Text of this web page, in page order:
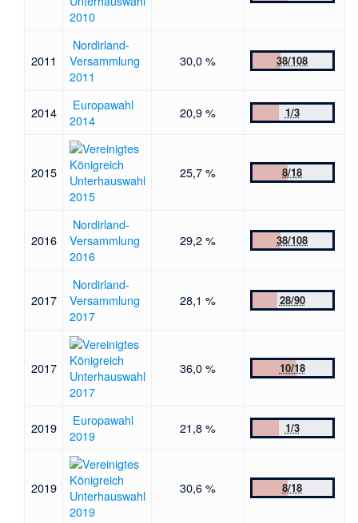
2010
2011
Nordirland-
Versammlung
2011
30,0 % 38/108
2014
Europawahl
2014
20,9 % 1/3
2015
Unterhauswahl
2015
25,7 % 8/18
2016
Nordirland-
Versammlung
2016
29,2 % 38/108
2017
Nordirland-
Versammlung
2017
28,1 % 28/90
2017
Unterhauswahl
2017
36,0 % 10/18
2019
Europawahl
2019
21,8 % 1/3
2019
Unterhauswahl
2019
30,6 % 8/18